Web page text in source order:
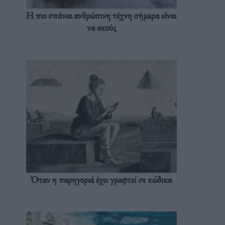
Η πιο σπάνια ανθρώπινη τέχνη σήμερα είναι
να ακούς
Όταν η παρηγοριά έχει γραφτεί σε κώδικα